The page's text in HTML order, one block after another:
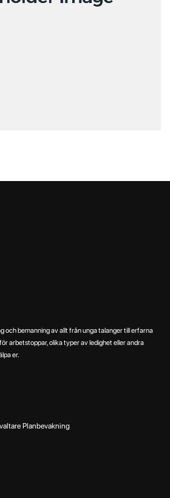
och bemanning av allt från unga talanger till erfarna
arbetstoppar, olika typer av ledighet eller andra
er.
Planbevakning